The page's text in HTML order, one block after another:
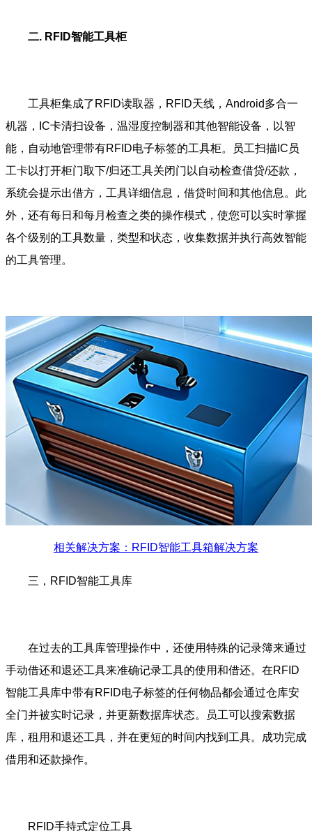
二. RFID智能工具柜
工具柜集成了RFID读取器，RFID天线，Android多合一
机器，IC卡清扫设备，温湿度控制器和其他智能设备，以智
能，自动地管理带有RFID电子标签的工具柜。员工扫描IC员
工卡以打开柜门取下/归还工具关闭门以自动检查借贷/还款，
系统会提示出借方，工具详细信息，借贷时间和其他信息。此
外，还有每日和每月检查之类的操作模式，使您可以实时掌握
各个级别的工具数量，类型和状态，收集数据并执行高效智能
的工具管理。
相关解决方案：RFID智能工具箱解决方案
三，RFID智能工具库
在过去的工具库管理操作中，还使用特殊的记录簿来通过
手动借还和退还工具来准确记录工具的使用和借还。在RFID
智能工具库中带有RFID电子标签的任何物品都会通过仓库安
全门并被实时记录，并更新数据库状态。员工可以搜索数据
库，租用和退还工具，并在更短的时间内找到工具。成功完成
借用和还款操作。
RFID手持式定位工具